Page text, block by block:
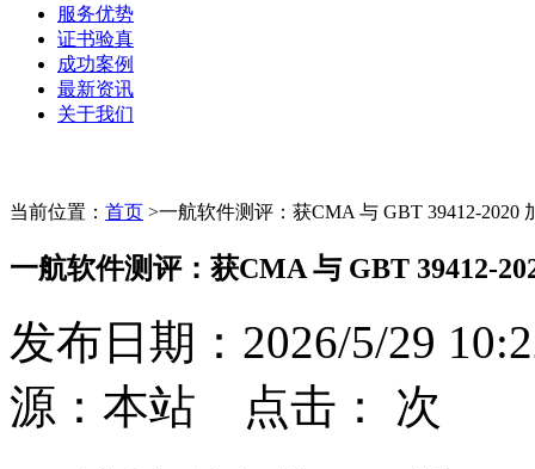
服务优势
证书验真
成功案例
最新资讯
关于我们
当前位置： 首页 >一航软件测评：获CMA 与 GBT 39412-2020
一航软件测评：获CMA 与 GBT 39412-
发布日期：2026/5/29
源：本站 点击： 次